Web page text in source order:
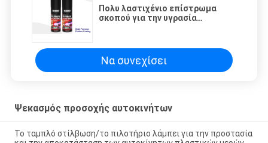
Πολυ λαστιχένιο επίστρωμα
σκοπού για την υγρασία
Να συνεχίσει
Ψεκασμός προσοχής αυτοκινήτων
Το ταμπλό στίλβωση/το πιλοτήριο λάμπει για την προστασία